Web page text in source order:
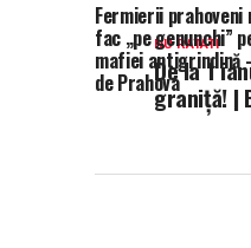
NU RATATI
De la 1
graniţă! |
Fermierii
fac „pe genunchi”
mafiei antigrindină
de Prahova